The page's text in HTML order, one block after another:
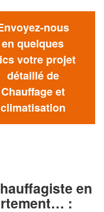
nous
en quelques
votre projet
détaillé de
Chauffage et
climatisation
en
: